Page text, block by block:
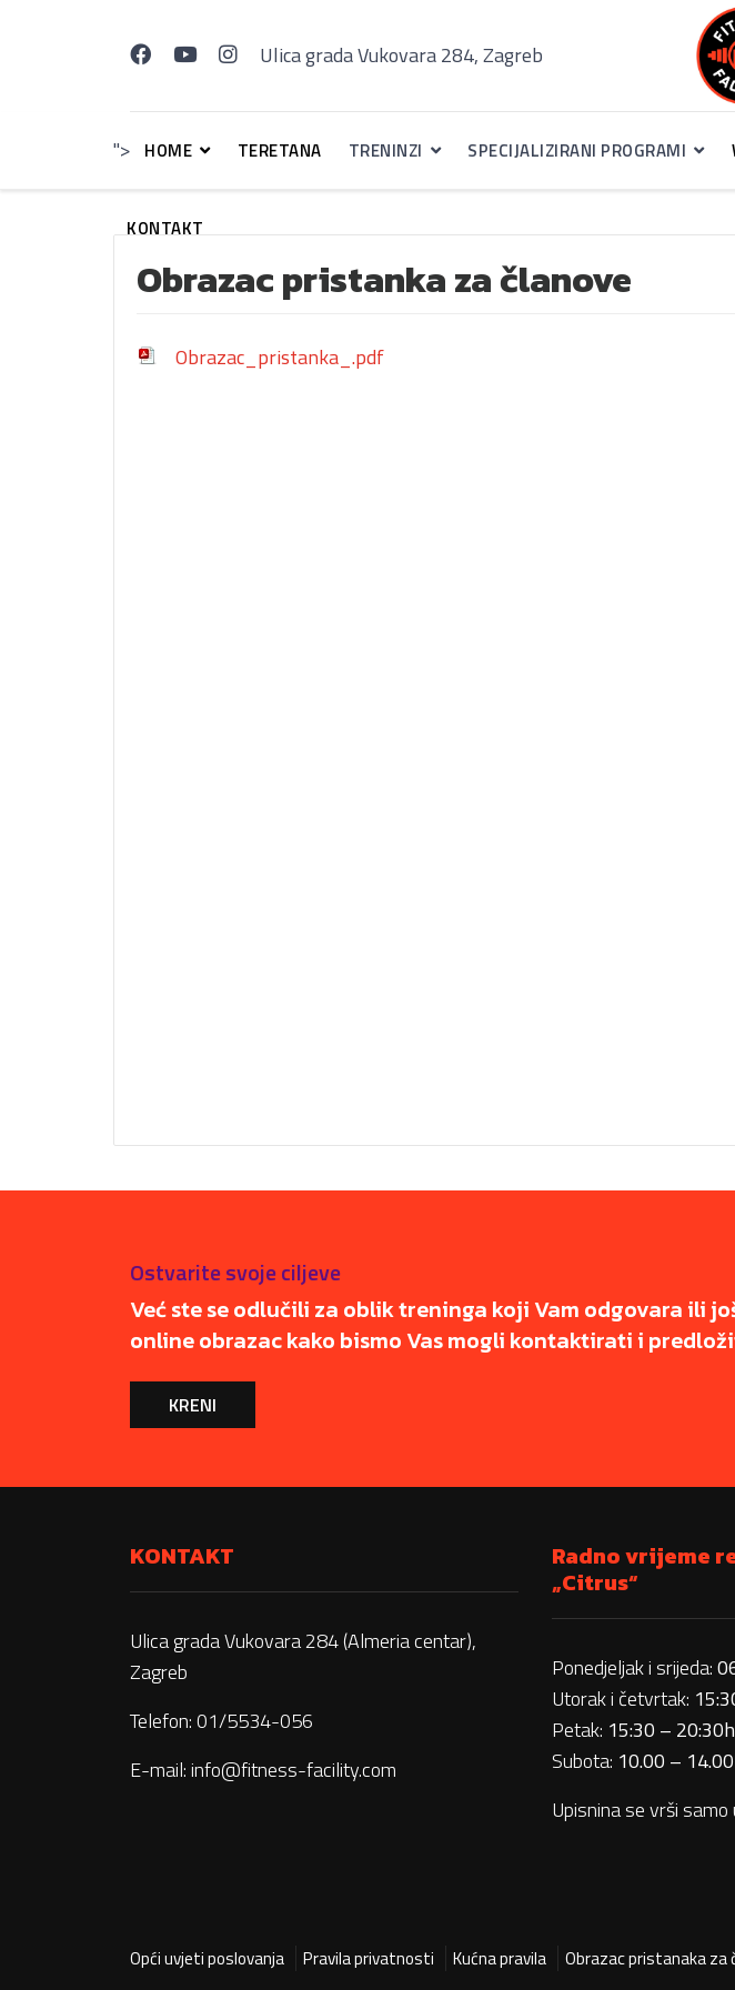
Ulica grada Vukovara 284, Zagreb
"> HOME TERETANA TRENINZI SPECIJALIZIRANI PROGRAMI
KONTAKT
Obrazac pristanka za članove
Obrazac_pristanka_.pdf
Ostvarite svoje ciljeve
Već ste se odlučili za oblik treninga koji Vam odgovara ili
online obrazac kako bismo Vas mogli kontaktirati i
KRENI
KONTAKT
Ulica grada Vukovara 284 (Almeria centar),
Zagreb
Telefon: 01/5534-056
E-mail:info@fitness-facility.com
Radno vrijeme
„Citrus“
Ponedjeljak i srijeda:
Utorak i četvrtak:
Petak: 15:30 – 20:30h
Subota: 10.00 –
Upisnina se vrši
Opći uvjeti poslovanja Pravila privatnosti Kućna pravila Obrazac pristanaka za